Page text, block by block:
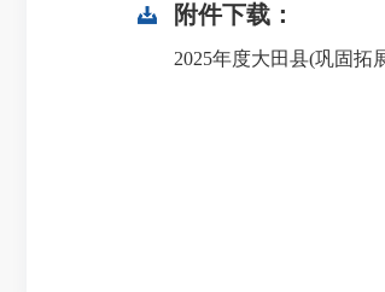
附件下载：
2025年度大田县(巩固拓